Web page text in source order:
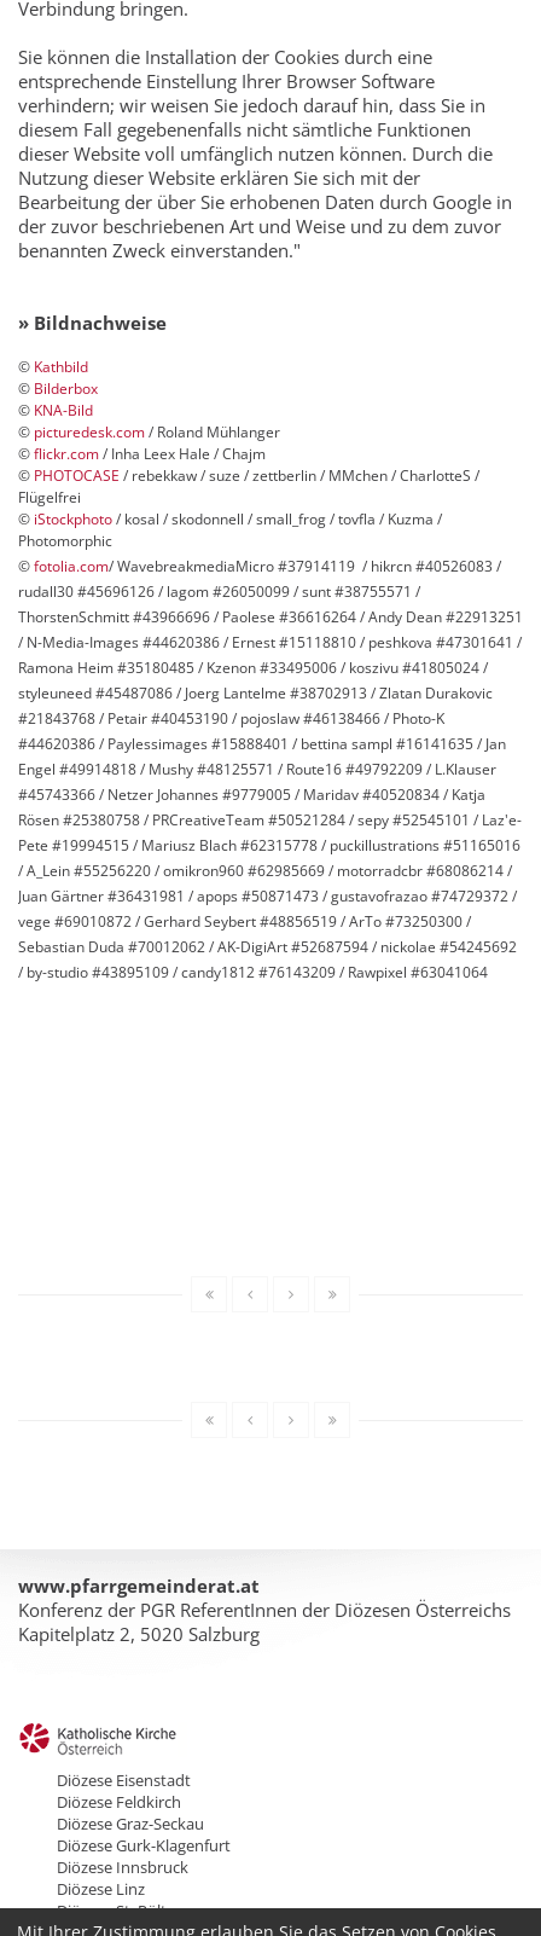
Verbindung bringen.
Sie können die Installation der Cookies durch eine
entsprechende Einstellung Ihrer Browser Software
verhindern; wir weisen Sie jedoch darauf hin, dass Sie in
diesem Fall gegebenenfalls nicht sämtliche Funktionen
dieser Website voll umfänglich nutzen können. Durch die
Nutzung dieser Website erklären Sie sich mit der
Bearbeitung der über Sie erhobenen Daten durch Google in
der zuvor beschriebenen Art und Weise und zu dem zuvor
benannten Zweck einverstanden."
» Bildnachweise
© Kathbild
© Bilderbox
© KNA-Bild
© picturedesk.com/ Roland Mühlanger
©flickr.com/ Inha Leex Hale / Chajm
© PHOTOCASE / rebekkaw / suze / zettberlin / MMchen / CharlotteS /
Flügelfrei
© iStockphoto/ kosal / skodonnell / small_frog / tovfla / Kuzma /
Photomorphic
©fotolia.com/ WavebreakmediaMicro #37914119 / hikrcn #40526083 /
rudall30 #45696126 / lagom #26050099 / sunt #38755571 /
ThorstenSchmitt #43966696 / Paolese #36616264 / Andy Dean #22913251
/ N-Media-Images #44620386 / Ernest #15118810 / peshkova #47301641 /
Ramona Heim #35180485 / Kzenon #33495006 / koszivu #41805024 /
styleuneed #45487086 / Joerg Lantelme #38702913 / Zlatan Durakovic
#21843768 / Petair #40453190 / pojoslaw #46138466 / Photo-K
#44620386 / Paylessimages #15888401 / bettina sampl #16141635 / Jan
Engel #49914818 / Mushy #48125571 / Route16 #49792209 / L.Klauser
#45743366 / Netzer Johannes #9779005 / Maridav #40520834 / Katja
Rösen #25380758 / PRCreativeTeam #50521284 / sepy #52545101 / Laz'e-
Pete #19994515 / Mariusz Blach#62315778 / puckillustrations #51165016
/ A_Lein #55256220 / omikron960 #62985669 / motorradcbr #68086214 /
Juan Gärtner #36431981 / apops #50871473 / gustavofrazao #74729372 /
vege #69010872 / Gerhard Seybert #48856519 / ArTo #73250300 /
Sebastian Duda #70012062 / AK-DigiArt #52687594 / nickolae #54245692
/ by-studio #43895109 / candy1812 #76143209 / Rawpixel #63041064
www.pfarrgemeinderat.at
Konferenz der PGR ReferentInnen der Diözesen Österreichs
Kapitelplatz 2, 5020 Salzburg
Diözese Eisenstadt
Diözese Feldkirch
Diözese Graz-Seckau
Diözese Gurk-Klagenfurt
Diözese Innsbruck
Diözese Linz
Diözese St. Pölten